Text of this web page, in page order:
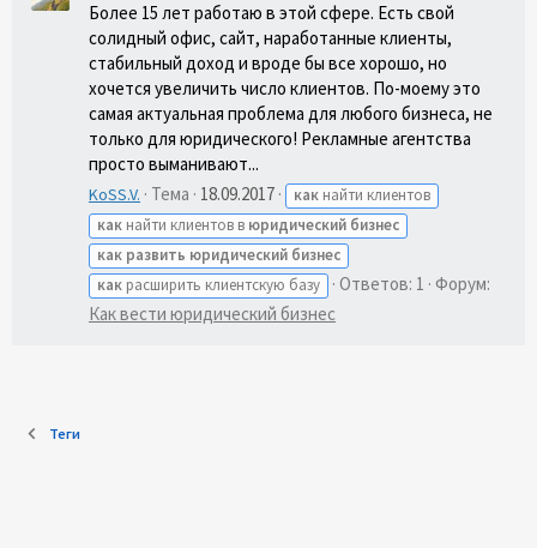
Более 15 лет работаю в этой сфере. Есть свой
солидный офис, сайт, наработанные клиенты,
стабильный доход и вроде бы все хорошо, но
хочется увеличить число клиентов. По-моему это
самая актуальная проблема для любого бизнеса, не
только для юридического! Рекламные агентства
просто выманивают...
KoSS.V. Тема 18.09.2017 как найти клиентов
как найти клиентов в юридический бизнес
как развить юридический бизнес
как расширить клиентскую базу Ответов: 1 Форум:
Как вести юридический бизнес
Теги